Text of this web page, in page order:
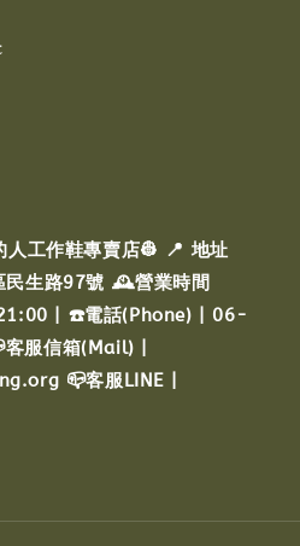
人工作鞋專賣店👷 📍 地址
民生路97號 🕰️營業時間
| ☎️電話(Phone) | 06-
服信箱(Mail) |
📪客服LINE |